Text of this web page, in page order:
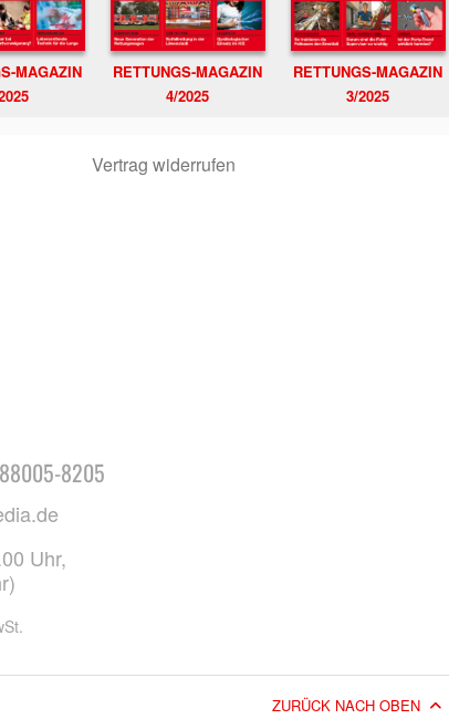
MAGAZIN
RETTUNGS-MAGAZIN
4/2025
RETTUNGS-MAGAZIN
3/2025
Vertrag widerrufen
8205
Uhr,
ZURÜCK NACH OBEN